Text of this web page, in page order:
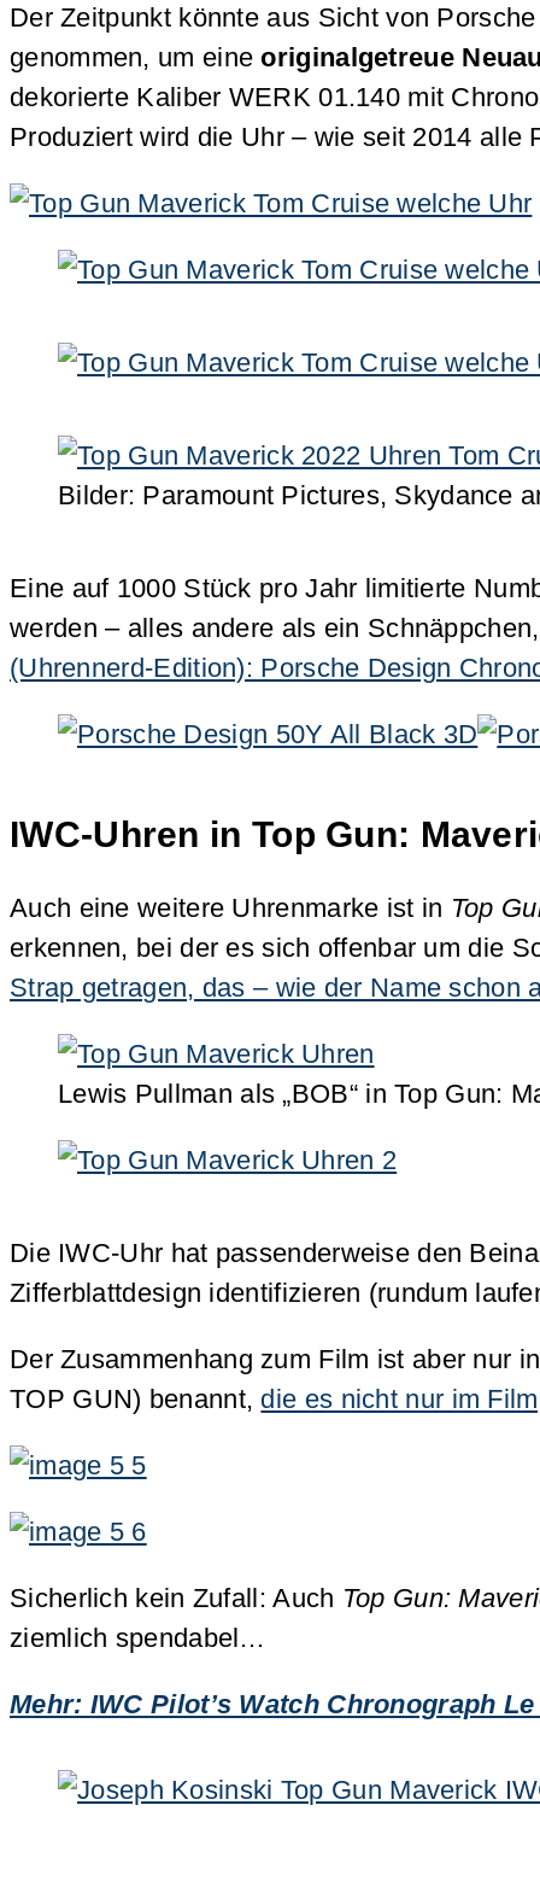
Der Zeitpunkt könnte aus Sicht von
genommen, um eineoriginalgetreue
dekorierte Kaliber WERK 01.140 mit
Produziert wird die Uhr – wie seit 2014 alle
Bilder: Paramount Pictures, Skydance
Eine auf 1000 Stück pro Jahr limitierte
werden – alles andere als ein
(Uhrennerd-Edition): Porsche Design
IWC-Uhren in Top Gun:
Auch eine weitere Uhrenmarke ist in Top
erkennen, bei der es sich offenbar um die
Strap getragen, das – wie der Name schon
Lewis Pullman als „BOB“ in Top Gun:
Die IWC-Uhr hat passenderweise den
Zifferblattdesign identifizieren (rundum
Der Zusammenhang zum Film ist aber nur
TOP GUN) benannt, die es nicht nur im
Sicherlich kein Zufall: Auch Top Gun:
ziemlich spendabel…
Mehr: IWC Pilot’s Watch Chronograph